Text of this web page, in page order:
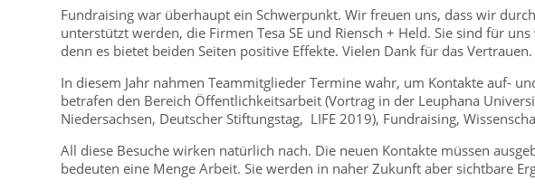
Fundraising war überhaupt ein Schwerpunkt. Wir freuen uns, dass wir
unterstützt werden, die Firmen Tesa SE und Riensch + Held. Sie sind für
denn es bietet beiden Seiten positive Effekte. Vielen Dank für das Vertrauen.
In diesem Jahr nahmen Teammitglieder Termine wahr, um Kontakte auf-
betrafen den Bereich Öffentlichkeitsarbeit (Vortrag in der Leuphana
Niedersachsen, Deutscher Stiftungstag, LIFE 2019), Fundraising,
All diese Besuche wirken natürlich nach. Die neuen Kontakte müssen
bedeuten eine Menge Arbeit. Sie werden in naher Zukunft aber sichtbare